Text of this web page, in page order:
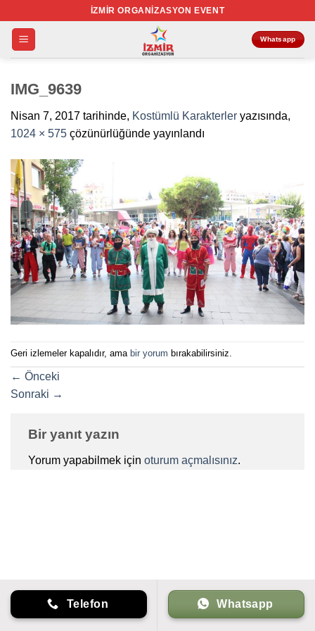
atla
İZMIR ORGANIZASYON EVENT
Whatsapp
IMG_9639
Nisan 7, 2017 tarihinde, Kostümlü Karakterler yazısında,
1024 × 575 çözünürlüğünde yayınlandı
Geri izlemeler kapalıdır, ama bir yorum bırakabilirsiniz.
← Önceki
Sonraki →
Bir yanıt yazın
Yorum yapabilmek için oturum açmalısınız.
Telefon Whatsapp